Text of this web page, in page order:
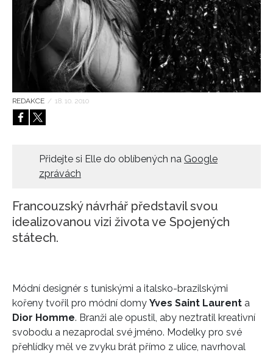
HOME
REDAKCE / 18. 10. 2010
Přidejte si Elle do oblíbených na Google
zprávách
Francouzský návrhář představil svou
idealizovanou vizi života ve Spojených
státech.
Módní designér s tuniskými a italsko-brazilskými
kořeny tvořil pro módní domy Yves Saint Laurent a
Dior Homme. Branži ale opustil, aby neztratil kreativní
svobodu a nezaprodal své jméno. Modelky pro své
přehlídky měl ve zvyku brát přímo z ulice, navrhoval